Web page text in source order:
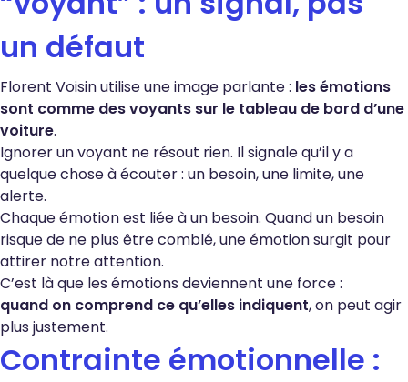
un défaut
Florent Voisin utilise une image parlante : les émotions
sont comme des voyants sur le tableau de bord d’une
voiture.
Ignorer un voyant ne résout rien. Il signale qu’il y a
quelque chose à écouter : un besoin, une limite, une
alerte.
Chaque émotion est liée à un besoin. Quand un besoin
risque de ne plus être comblé, une émotion surgit pour
attirer notre attention.
C’est là que les émotions deviennent une force :
quand on comprend ce qu’elles indiquent, on peut agir
plus justement.
Contrainte émotionnelle :